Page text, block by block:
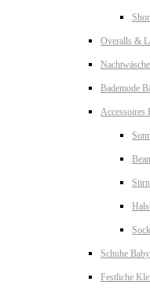
Overalls &
Bademode
Accessoires
Schuhe Baby
Festliche